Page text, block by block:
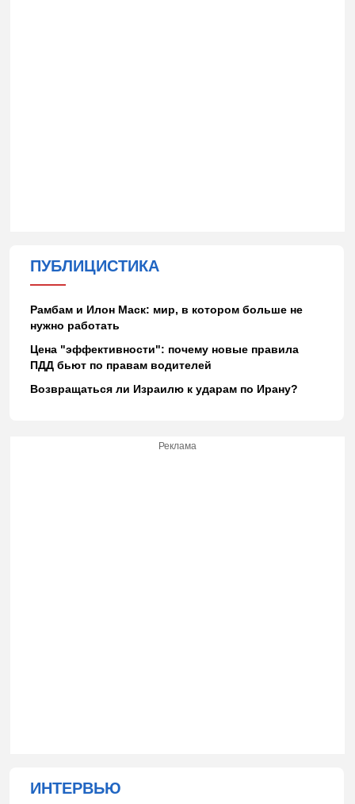
ПУБЛИЦИСТИКА
Рамбам и Илон Маск: мир, в котором больше не
нужно работать
Цена "эффективности": почему новые правила
ПДД бьют по правам водителей
Возвращаться ли Израилю к ударам по Ирану?
Реклама
ИНТЕРВЬЮ